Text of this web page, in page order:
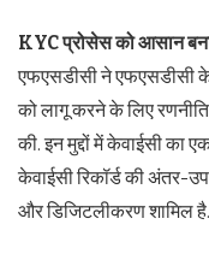
KYC प्रोसेस को आसान
एफएसडीसी ने एफएसडीसी
को लागू करने के लिए रणनीति
की. इन मुद्दों में केवाईसी का
केवाईसी रिकॉर्ड की अंतर-
और डिजिटलीकरण शामिल है.